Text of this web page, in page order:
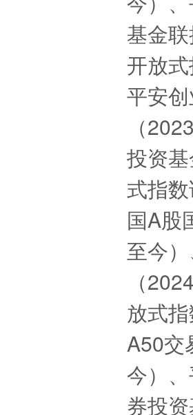
基金
开放
平安
（
投资
式指
国A股
至今
（
放式
A50交
今）
券投